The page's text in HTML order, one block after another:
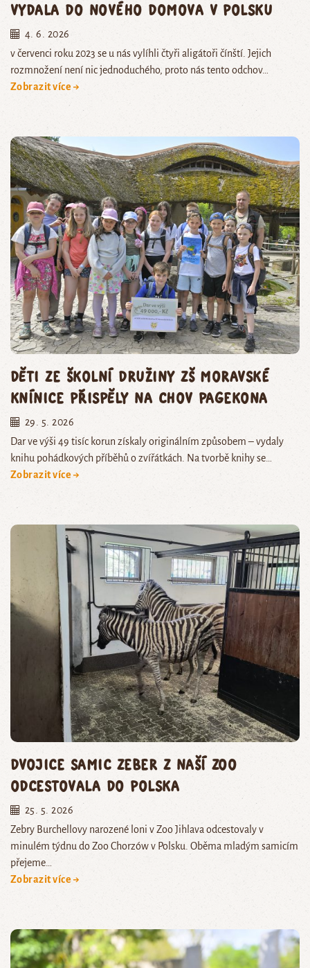
vydala do nového domova v Polsku
4. 6. 2026
v červenci roku 2023 se u nás vylíhli čtyři aligátoři čínští. Jejich
rozmnožení není nic jednoduchého, proto nás tento odchov…
Zobrazit více →
Děti ze školní družiny ZŠ Moravské
Knínice přispěly na chov pagekona
29. 5. 2026
Dar ve výši 49 tisíc korun získaly originálním způsobem – vydaly
knihu pohádkových příběhů o zvířátkách. Na tvorbě knihy se…
Zobrazit více →
Dvojice samic zeber z naší zoo
odcestovala do Polska
25. 5. 2026
Zebry Burchellovy narozené loni v Zoo Jihlava odcestovaly v
minulém týdnu do Zoo Chorzów v Polsku. Oběma mladým samicím
přejeme…
Zobrazit více →